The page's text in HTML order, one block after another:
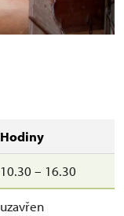
Hodiny
10.30 – 16.30
uzavřen